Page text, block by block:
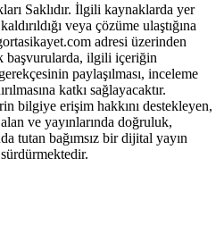
Saklıdır. İlgili kaynaklarda yer
veya çözüme ulaştığına
adresi üzerinden
başvurularda, ilgili içeriğin
paylaşılması, inceleme
katkı sağlayacaktır.
bilgiye erişim hakkını destekleyen,
ve yayınlarında doğruluk,
tutan bağımsız bir dijital yayın